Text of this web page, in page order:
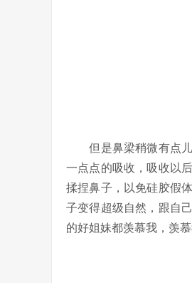
但是鼻梁稍微有点儿
一点点的吸收，吸收以
揉捏鼻子，以免硅胶假
子变得超级自然，跟自
的好姐妹都羡慕我，羡